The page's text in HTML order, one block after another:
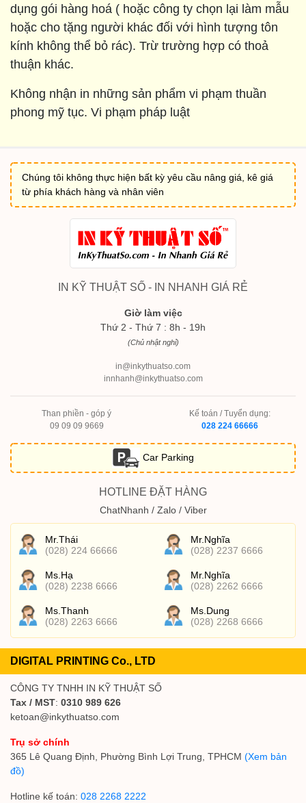
dụng gói hàng hoá ( hoặc công ty chọn lại làm mẫu
hoặc cho tặng người khác đối với hình tượng tôn
kính không thể bỏ rác). Trừ trường hợp có thoả
thuận khác.
Không nhận in những sản phẩm vi phạm thuần
phong mỹ tục. Vi phạm pháp luật
Chúng tôi không thực hiện bất kỳ yêu cầu nâng giá, kê giá
từ phía khách hàng và nhân viên
IN KỸ THUẬT SỐ - IN NHANH GIÁ RẺ
Giờ làm việc
Thứ 2 - Thứ 7 : 8h - 19h
(Chủ nhật nghỉ)
in@inkythuatso.com
innhanh@inkythuatso.com
Than phiền - góp ý
09 09 09 9669
Kế toán / Tuyển dụng:
028 224 66666
Car Parking
HOTLINE ĐẶT HÀNG
ChatNhanh / Zalo / Viber
Mr.Thái
(028) 224 66666
Mr.Nghĩa
(028) 2237 6666
Ms.Hạ
(028) 2238 6666
Mr.Nghĩa
(028) 2262 6666
Ms.Thanh
(028) 2263 6666
Ms.Dung
(028) 2268 6666
DIGITAL PRINTING Co., LTD
CÔNG TY TNHH IN KỸ THUẬT SỐ
Tax / MST: 0310 989 626
ketoan@inkythuatso.com
Trụ sở chính
365 Lê Quang Định, Phường Bình Lợi Trung, TPHCM (Xem bản
đồ)
Hotline kế toán: 028 2268 2222